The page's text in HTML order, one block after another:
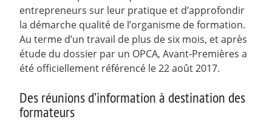
entrepreneurs sur leur pratique et d’approfondir
la démarche qualité de l’organisme de formation.
Au terme d’un travail de plus de six mois, et après
étude du dossier par un OPCA, Avant-Premières a
été officiellement référencé le 22 août 2017.
Des réunions d’information à destination des
formateurs